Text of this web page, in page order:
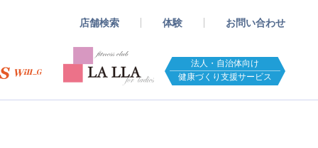
法人・自治体向け
健康づくり支援サービス
店舗検索 体験 お問い合わせ